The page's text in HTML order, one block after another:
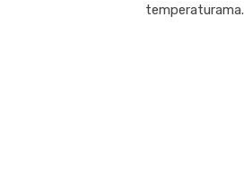
temperaturama.